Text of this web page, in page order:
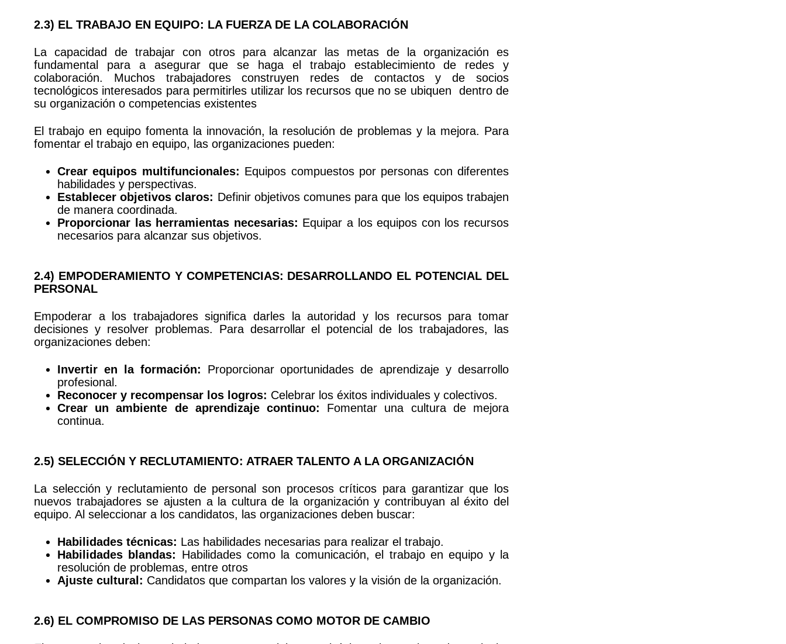
2.3) EL TRABAJO EN EQUIPO: LA FUERZA DE LA COLABORACIÓN
La capacidad de trabajar con otros para alcanzar las metas de la organización es
fundamental para a asegurar que se haga el trabajo establecimiento de redes y
colaboración. Muchos trabajadores construyen redes de contactos y de socios
tecnológicos interesados para permitirles utilizar los recursos que no se ubiquen dentro de
su organización o competencias existentes
El trabajo en equipo fomenta la innovación, la resolución de problemas y la mejora. Para
fomentar el trabajo en equipo, las organizaciones pueden:
Crear equipos multifuncionales: Equipos compuestos por personas con diferentes
habilidades y perspectivas.
Establecer objetivos claros: Definir objetivos comunes para que los equipos trabajen
de manera coordinada.
Proporcionar las herramientas necesarias: Equipar a los equipos con los recursos
necesarios para alcanzar sus objetivos.
2.4) EMPODERAMIENTO Y COMPETENCIAS: DESARROLLANDO EL POTENCIAL DEL
PERSONAL
Empoderar a los trabajadores significa darles la autoridad y los recursos para tomar
decisiones y resolver problemas. Para desarrollar el potencial de los trabajadores, las
organizaciones deben:
Invertir en la formación: Proporcionar oportunidades de aprendizaje y desarrollo
profesional.
Reconocer y recompensar los logros: Celebrar los éxitos individuales y colectivos.
Crear un ambiente de aprendizaje continuo: Fomentar una cultura de mejora
continua.
2.5) SELECCIÓN Y RECLUTAMIENTO: ATRAER TALENTO A LA ORGANIZACIÓN
La selección y reclutamiento de personal son procesos críticos para garantizar que los
nuevos trabajadores se ajusten a la cultura de la organización y contribuyan al éxito del
equipo. Al seleccionar a los candidatos, las organizaciones deben buscar:
Habilidades técnicas: Las habilidades necesarias para realizar el trabajo.
Habilidades blandas: Habilidades como la comunicación, el trabajo en equipo y la
resolución de problemas, entre otros
Ajuste cultural: Candidatos que compartan los valores y la visión de la organización.
2.6) EL COMPROMISO DE LAS PERSONAS COMO MOTOR DE CAMBIO